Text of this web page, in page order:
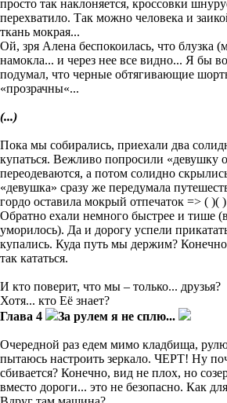
просто так наклоняется, кроссовки
перехватило. Так можно человека и
ткань мокрая...
Ой, зря Алена беспокоилась, что блузка
намокла... и через нее все видно... Я бы
подумал, что черные обтягивающие
«прозрачны«...
(...)
Пока мы собирались, приехали два
купаться. Вежливо попросили «девушку
переодеваются, а потом солидно
«девушка» сразу же передумала
гордо оставила мокрый отпечаток => ( )( )
Обратно ехали немного быстрее и тише (в
уморилось). Да и дорогу успели
купались. Куда путь мы держим?
так кататься.
И кто поверит, что мы – только... друзья?
Хотя... кто Её знает?
Глава 4
За рулем я не сплю...
Очередной раз едем мимо кладбища,
пытаюсь настроить зеркало. ЧЕРТ! Ну
сбивается? Конечно, вид не плох, но
вместо дороги... это не безопасно. Как